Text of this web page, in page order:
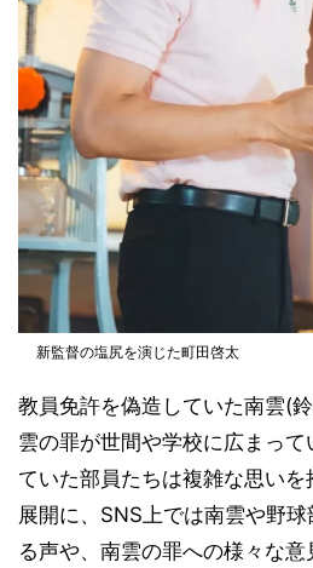
新監督の塩尻を演じた町田啓太
教員免許を偽造していた南雲(
雲の罪が世間や学校に広まっ
ていた部員たちは複雑な思い
展開に、SNS上では南雲や野
る声や、南雲の罪への様々な